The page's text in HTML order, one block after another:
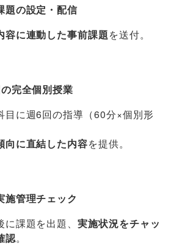
題の設定・配信
容に連動した事前課題を送付。
完全個別授業
目に週6回の指導（60分×個別形
向に直結した内容を提供。
施管理チェック
に課題を出題、実施状況をチャッ
認。